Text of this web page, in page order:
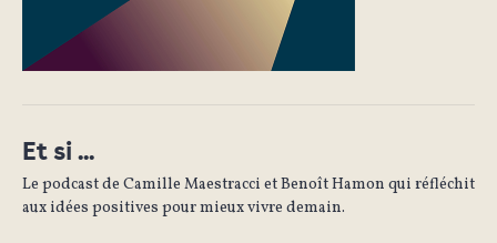
Et si ...
Le podcast de Camille Maestracci et Benoît Hamon qui réfléchit
aux idées positives pour mieux vivre demain.